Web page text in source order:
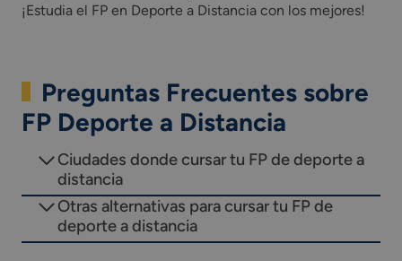
¡Estudia el FP en Deporte a Distancia con los mejores!
Preguntas Frecuentes sobre
FP Deporte a Distancia
Ciudades donde cursar tu FP de deporte a
distancia
Otras alternativas para cursar tu FP de
deporte a distancia